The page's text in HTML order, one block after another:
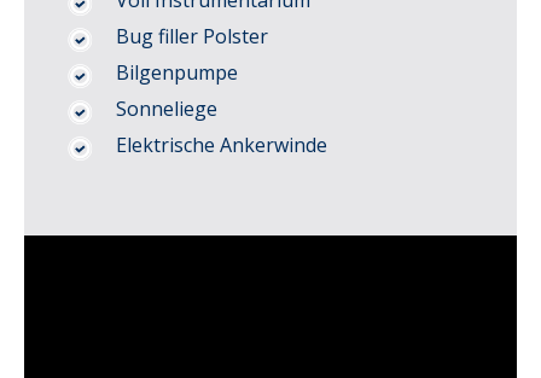
Bug filler Polster
Bilgenpumpe
Sonneliege
Elektrische Ankerwinde